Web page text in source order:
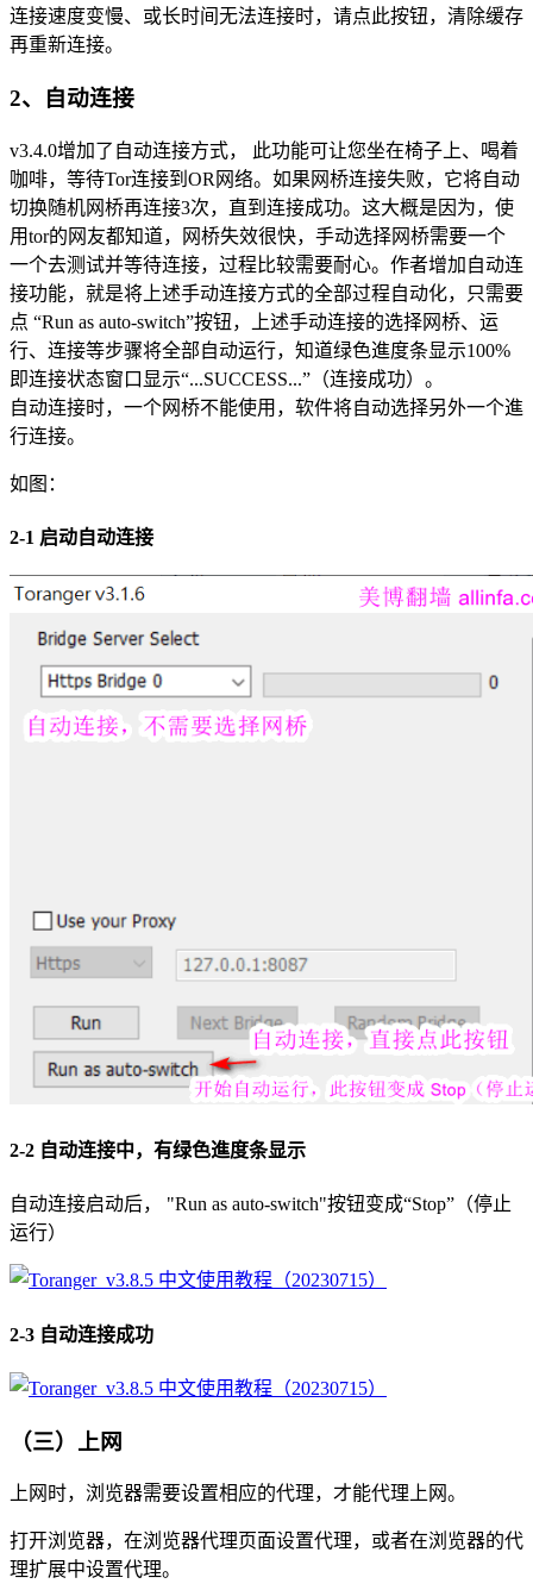
连接速度变慢、或长时间无法连接时，请点此按钮，清除缓存
再重新连接。
2、自动连接
v3.4.0增加了自动连接方式， 此功能可让您坐在椅子上、喝着
咖啡，等待Tor连接到OR网络。如果网桥连接失败，它将自动
切换随机网桥再连接3次，直到连接成功。这大概是因为，使
用tor的网友都知道，网桥失效很快，手动选择网桥需要一个
一个去测试并等待连接，过程比较需要耐心。作者增加自动连
接功能，就是将上述手动连接方式的全部过程自动化，只需要
点 “Run as auto-switch”按钮，上述手动连接的选择网桥、运
行、连接等步骤将全部自动运行，知道绿色進度条显示100%
即连接状态窗口显示“...SUCCESS...”（连接成功）。
自动连接时，一个网桥不能使用，软件将自动选择另外一个進
行连接。
如图：
2-1 启动自动连接
2-2 自动连接中，有绿色進度条显示
自动连接启动后， "Run as auto-switch"按钮变成“Stop”（停止
运行）
2-3 自动连接成功
（三）上网
上网时，浏览器需要设置相应的代理，才能代理上网。
打开浏览器，在浏览器代理页面设置代理，或者在浏览器的代
理扩展中设置代理。